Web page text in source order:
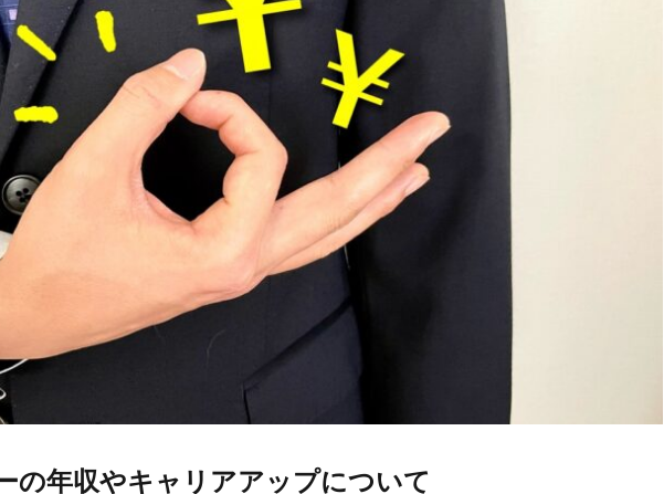
の年収やキャリアアップについて